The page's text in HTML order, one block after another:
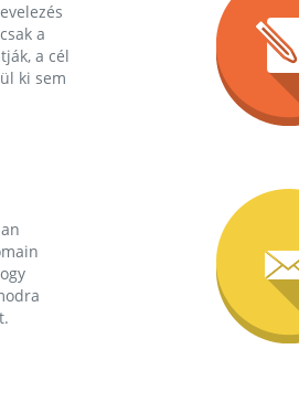
a
a cél
ki sem